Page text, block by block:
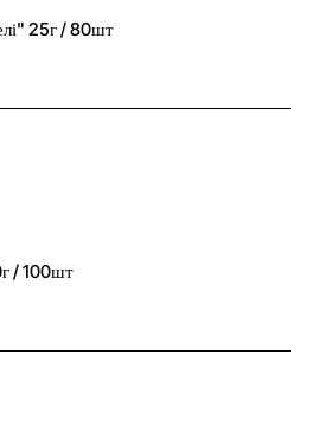
25г / 80шт
/ 100шт